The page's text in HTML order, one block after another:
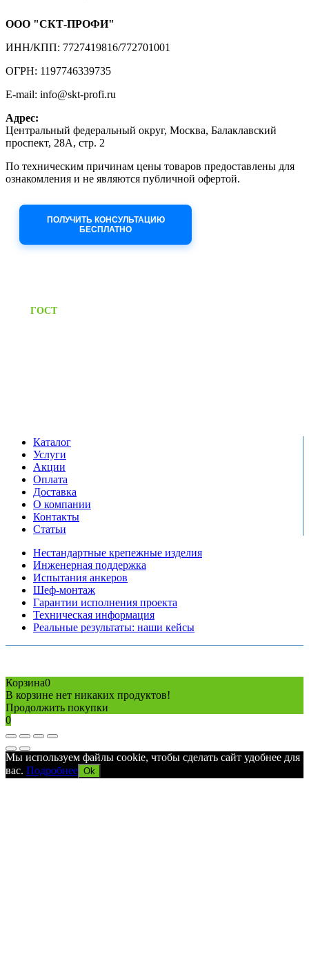
ООО "СКТ-ПРОФИ"
ИНН/КПП: 7727419816/772701001
ОГРН: 1197746339735
E-mail: info@skt-profi.ru
Адрес:
Центральный федеральный округ, Москва, Балаклавский
проспект, 28А, стр. 2
По техническим причинам цены товаров предоставлены для
ознакомления и не являются публичной офертой.
ПОЛУЧИТЬ КОНСУЛЬТАЦИЮ
БЕСПЛАТНО
ГОСТПредоставляем паспорт
Каталог
Услуги
Акции
Оплата
Доставка
О компании
Контакты
Статьи
Нестандартные крепежные изделия
Инженерная поддержка
Испытания анкеров
Шеф-монтаж
Гарантии исполнения проекта
Техническая информация
Реальные результаты: наши кейсы
Корзина0
В корзине нет никаких продуктов!
Продолжить покупки
0
Мы используем файлы cookie, чтобы сделать сайт удобнее для
вас. Подробнее Ok